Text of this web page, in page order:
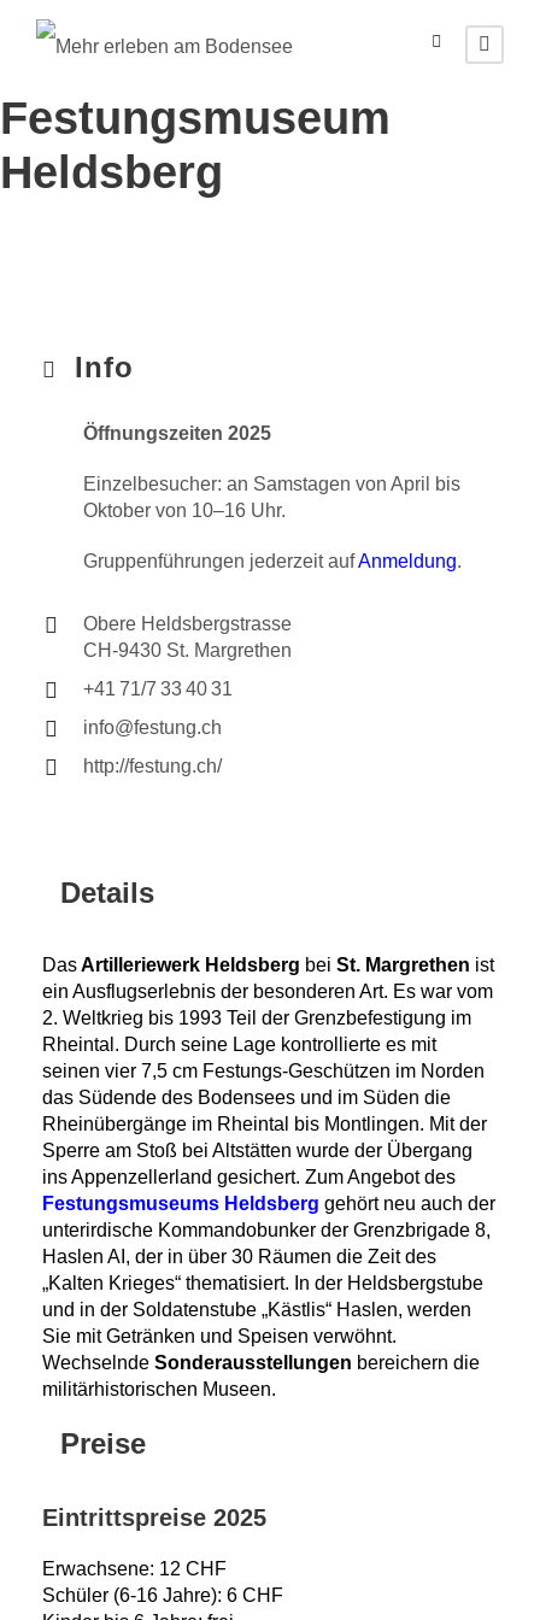
Festungsmuseum
Heldsberg
Info
Öffnungszeiten 2025
Einzelbesucher: an Samstagen von April bis
Oktober von 10–16 Uhr.
Gruppenführungen jederzeit aufAnmeldung.
Obere Heldsbergstrasse
CH-9430 St. Margrethen
+41 71/7 33 40 31
info@festung.ch
http://festung.ch/
Details
DasArtilleriewerk Heldsberg bei St. Margrethen ist
ein Ausflugserlebnis der besonderen Art. Es war vom
2. Weltkrieg bis 1993 Teil der Grenzbefestigung im
Rheintal. Durch seine Lage kontrollierte es mit
seinen vier 7,5 cm Festungs-Geschützen im Norden
das Südende des Bodensees und im Süden die
Rheinübergänge im Rheintal bis Montlingen. Mit der
Sperre am Stoß bei Altstätten wurde der Übergang
ins Appenzellerland gesichert. Zum Angebot des
Festungsmuseums Heldsberg gehört neu auch der
unterirdische Kommandobunker der Grenzbrigade 8,
Haslen AI, der in über 30 Räumen die Zeit des
„Kalten Krieges“ thematisiert. In der Heldsbergstube
und in der Soldatenstube „Kästlis“ Haslen, werden
Sie mit Getränken und Speisen verwöhnt.
Wechselnde Sonderausstellungen bereichern die
militärhistorischen Museen.
Preise
Eintrittspreise 2025
Erwachsene: 12 CHF
Schüler (6-16 Jahre): 6 CHF